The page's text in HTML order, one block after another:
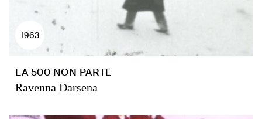
1963
LA 500 NON PARTE
Ravenna Darsena